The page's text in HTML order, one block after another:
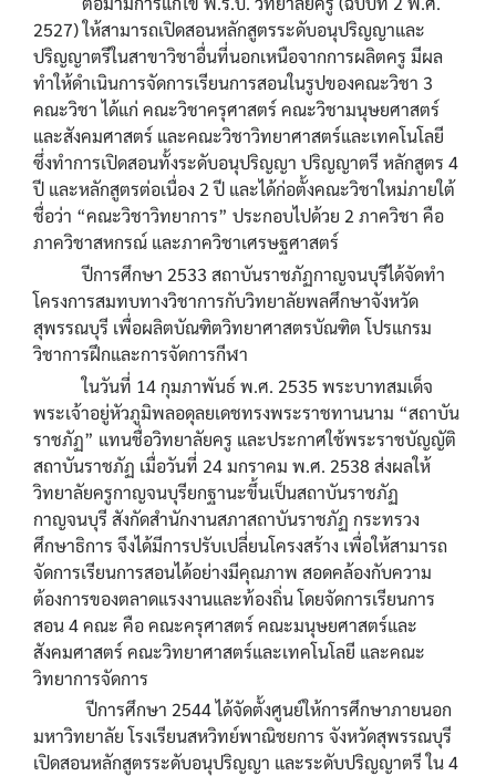
Previous
2527) ให้สามารถเปิดสอนหลักสูตรระดับอนุปริญญาและ
ปริญญาตรีในสาขาวิชาอื่นที่นอกเหนือจากการผลิตครู มีผล
ทำให้ดำเนินการจัดการเรียนการสอนในรูปของคณะวิชา 3
คณะวิชา ได้แก่ คณะวิชาครุศาสตร์ คณะวิชามนุษยศาสตร์
และสังคมศาสตร์ และคณะวิชาวิทยาศาสตร์และเทคโนโลยี
ซึ่งทำการเปิดสอนทั้งระดับอนุปริญญา ปริญญาตรี หลักสูตร 4
ปี และหลักสูตรต่อเนื่อง 2 ปี และได้ก่อตั้งคณะวิชาใหม่ภายใต้
ชื่อว่า “คณะวิชาวิทยาการ” ประกอบไปด้วย 2 ภาควิชา คือ
ภาควิชาสหกรณ์ และภาควิชาเศรษฐศาสตร์
ปีการศึกษา 2533 สถาบันราชภัฏกาญจนบุรีได้จัดทำ
โครงการสมทบทางวิชาการกับวิทยาลัยพลศึกษาจังหวัด
สุพรรณบุรี เพื่อผลิตบัณฑิตวิทยาศาสตรบัณฑิต โปรแกรม
วิชาการฝึกและการจัดการกีฬา
ในวันที่ 14 กุมภาพันธ์ พ.ศ. 2535 พระบาทสมเด็จ
พระเจ้าอยู่หัวภูมิพลอดุลยเดชทรงพระราชทานนาม “สถาบัน
ราชภัฏ” แทนชื่อวิทยาลัยครู และประกาศใช้พระราชบัญญัติ
สถาบันราชภัฏ เมื่อวันที่ 24 มกราคม พ.ศ. 2538 ส่งผลให้
วิทยาลัยครูกาญจนบุรียกฐานะขึ้นเป็นสถาบันราชภัฏ
กาญจนบุรี สังกัดสำนักงานสภาสถาบันราชภัฏ กระทรวง
ศึกษาธิการ จึงได้มีการปรับเปลี่ยนโครงสร้าง เพื่อให้สามารถ
จัดการเรียนการสอนได้อย่างมีคุณภาพ สอดคล้องกับความ
ต้องการของตลาดแรงงานและท้องถิ่น โดยจัดการเรียนการ
สอน 4 คณะ คือ คณะครุศาสตร์ คณะมนุษยศาสตร์และ
สังคมศาสตร์ คณะวิทยาศาสตร์และเทคโนโลยี และคณะ
วิทยาการจัดการ
ปีการศึกษา 2544 ได้จัดตั้งศูนย์ให้การศึกษาภายนอก
มหาวิทยาลัย โรงเรียนสหวิทย์พาณิชยการ จังหวัดสุพรรณบุรี
เปิดสอนหลักสูตรระดับอนุปริญญา และระดับปริญญาตรี ใน 4